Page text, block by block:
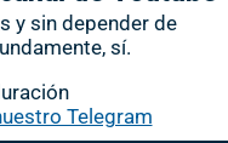
y sin depender de
sí.
Telegram